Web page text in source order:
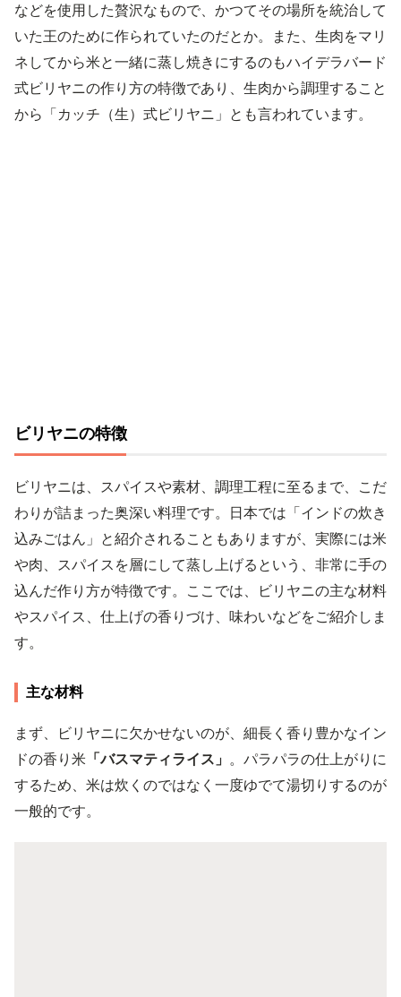
などを使用した贅沢なもので、かつてその場所を統治して
いた王のために作られていたのだとか。また、生肉をマリ
ネしてから米と一緒に蒸し焼きにするのもハイデラバード
式ビリヤニの作り方の特徴であり、生肉から調理すること
から「カッチ（生）式ビリヤニ」とも言われています。
ビリヤニの特徴
ビリヤニは、スパイスや素材、調理工程に至るまで、こだ
わりが詰まった奥深い料理です。日本では「インドの炊き
込みごはん」と紹介されることもありますが、実際には米
や肉、スパイスを層にして蒸し上げるという、非常に手の
込んだ作り方が特徴です。ここでは、ビリヤニの主な材料
やスパイス、仕上げの香りづけ、味わいなどをご紹介しま
す。
主な材料
まず、ビリヤニに欠かせないのが、細長く香り豊かなイン
ドの香り米 「バスマティライス」 。パラパラの仕上がりに
するため、米は炊くのではなく一度ゆでて湯切りするのが
一般的です。